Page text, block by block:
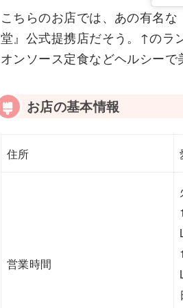
こちらのお店では、あの有名
堂』公式提携店だそう。↑のラ
オンソース定食などヘルシー
お店の基本情報
住所
営業時間